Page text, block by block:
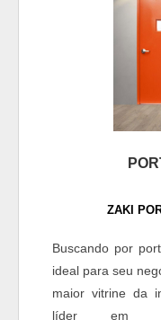
ZAKI
Buscando por
ideal para seu
maior vitrine da
líder em